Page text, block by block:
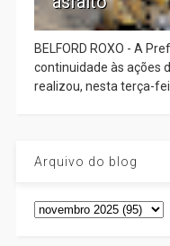
BELFORD ROXO - A
continuidade às ações
realizou, nesta terça-
Arquivo do blog